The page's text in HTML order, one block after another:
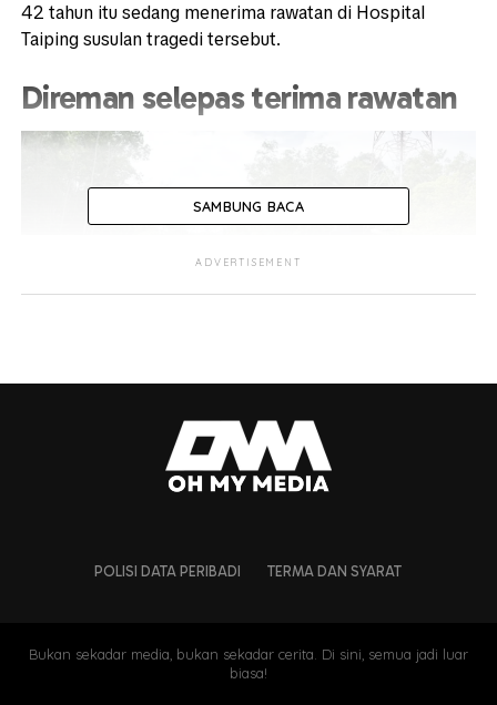
42 tahun itu sedang menerima rawatan di Hospital
Taiping susulan tragedi tersebut.
Direman selepas terima rawatan
“Kita perlu tunggu dia keluar hospital sebelum
mengambil tindakan selanjutnya.
daripada lelaki berkenaan.
SAMBUNG BACA
ADVERTISEMENT
POLISI DATA PERIBADI TERMA DAN SYARAT
Bukan sekadar media, bukan sekadar cerita. Di sini, semua jadi luar
biasa!